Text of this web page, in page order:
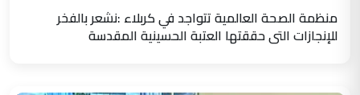
منظمة الصحة العالمية تتواجد في كربلاء :نشعر بالفخر
للإنجازات التي حققتها العتبة الحسينية المقدسة